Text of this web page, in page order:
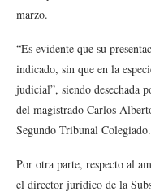
marzo.
“Es evidente que su
indicado, sin que en la
judicial”, siendo desechada
del magistrado Carlos
Segundo Tribunal Colegiado.
Por otra parte, respecto al
el director jurídico de la